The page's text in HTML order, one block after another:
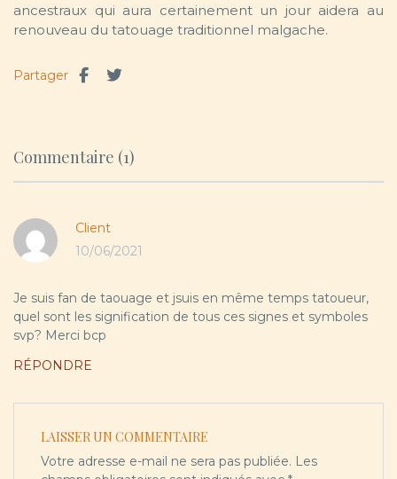
ancestraux qui aura certainement un jour aidera au
renouveau du tatouage traditionnel malgache.
Partager
Commentaire (1)
Client
10/06/2021
Je suis fan de taouage et jsuis en même temps tatoueur,
quel sont les signification de tous ces signes et symboles
svp? Merci bcp
RÉPONDRE
LAISSER UN COMMENTAIRE
Votre adresse e-mail ne sera pas publiée. Les